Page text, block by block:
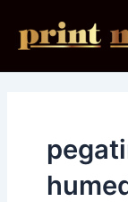
contenido